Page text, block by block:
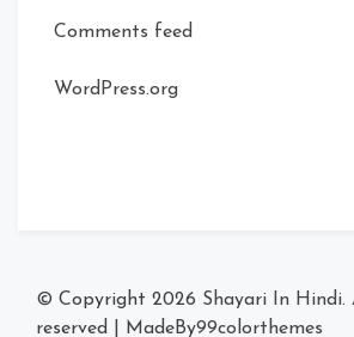
Comments feed
WordPress.org
© Copyright 2026 Shayari In Hindi.
reserved
MadeBy99colorthemes